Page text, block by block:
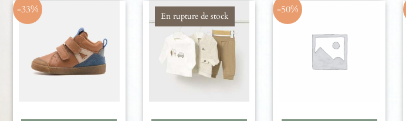
-33%
En rupture de stock
-50%